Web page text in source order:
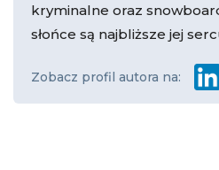
kryminalne oraz
słońce są najbliższe jej
Zobacz profil autora na: